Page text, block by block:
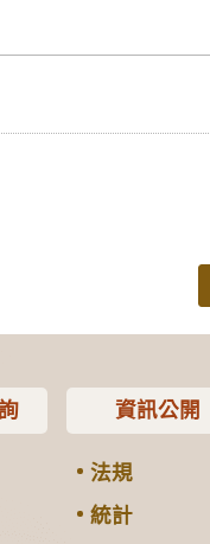
資訊公開
法規
統計